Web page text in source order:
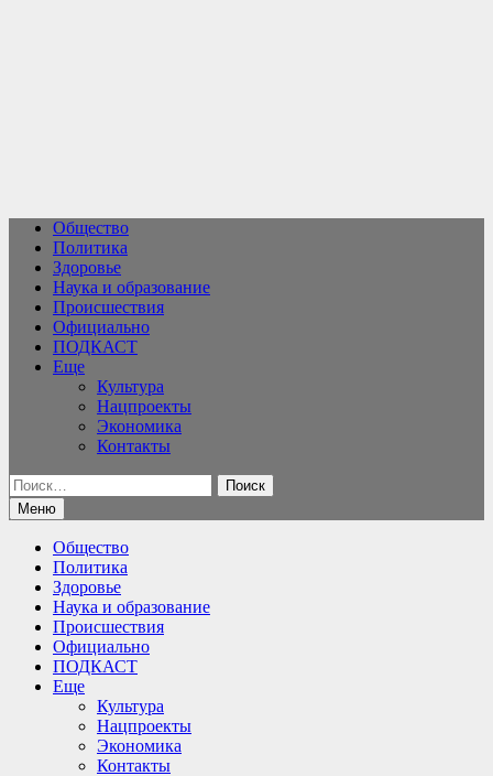
Общество
Политика
Здоровье
Наука и образование
Происшествия
Официально
ПОДКАСТ
Еще
Культура
Нацпроекты
Экономика
Контакты
Найти:
Меню
Общество
Политика
Здоровье
Наука и образование
Происшествия
Официально
ПОДКАСТ
Еще
Культура
Нацпроекты
Экономика
Контакты